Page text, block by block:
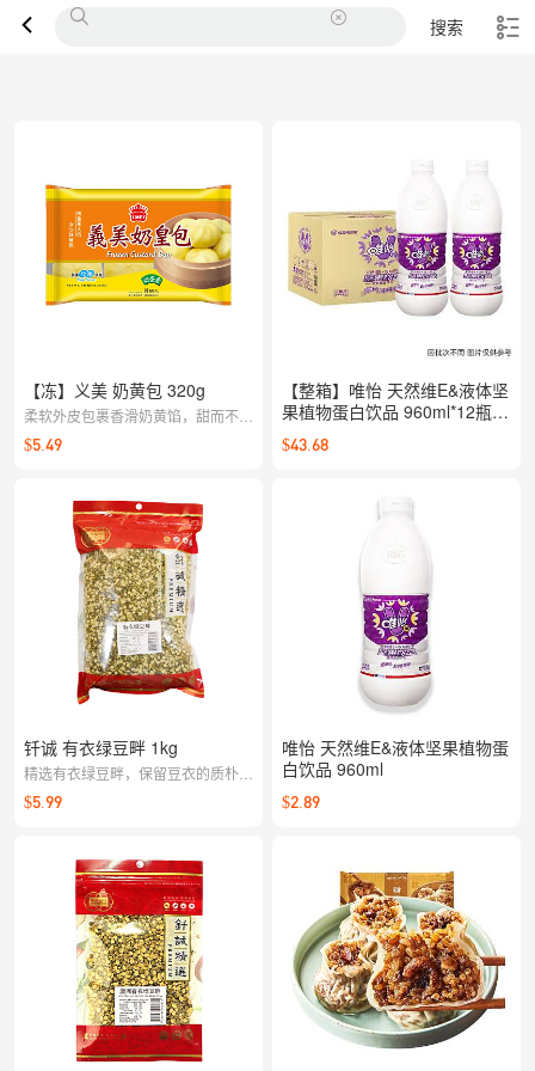
搜索
【冻】义美 奶黄包 320g
柔软外皮包裹香滑奶黄馅，甜而不腻
的经典口味；蒸一蒸就能拥有暖心点
心，下午茶与早餐都合适。
$5.49
钎诚 有衣绿豆畔 1kg
精选有衣绿豆畔，保留豆衣的质朴豆
香，颗粒均匀，煮绿豆汤、煲粥或做
糕点馅料都很适配；家常杂粮常备，
$5.99
【整箱】唯怡 天然维E&液体坚
果植物蛋白饮品 960ml*12瓶/
箱
$43.68
唯怡 天然维E&液体坚果植物蛋
白饮品 960ml
$2.89